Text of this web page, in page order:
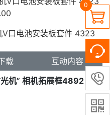

0


口电池安装板套件 4323
载
互动内容
机” 相机拓展框4892